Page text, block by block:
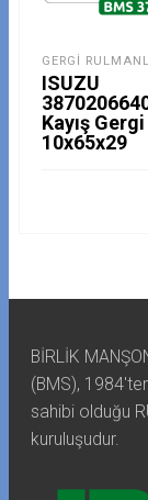
GERGI
ISUZU
Kayış
10x65x29
BİRLİK
(BMS),
sahibi olduğu
kuruluşudur.